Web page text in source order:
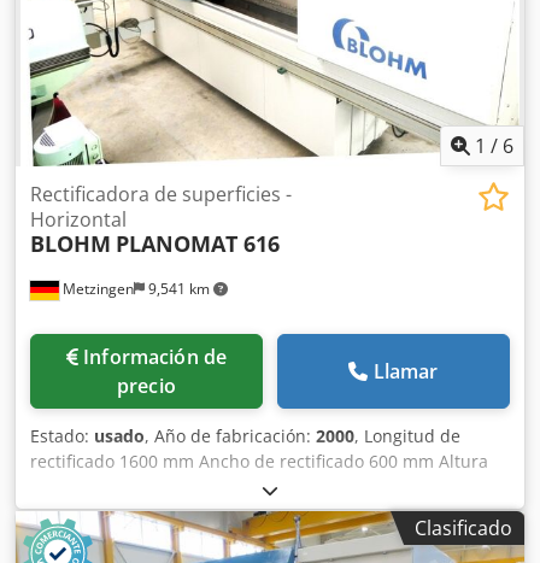
1 / 6
Metzingen 9,541 km
Rectificadora de superficies -
Horizontal
BLOHM PLANOMAT 616
Información de
precio
Llamar
Estado: usado, Año de fabricación: 2000, Longitud de
rectificado 1600 mm Ancho de rectificado 600 mm Altura
de la pieza de trabajo 500 mm Requerimiento total de
potencia 50 kW OFERTA Podemos ofrecerle información sin
compromiso de stock, errores y ventas previas. reservado,
Clasificado